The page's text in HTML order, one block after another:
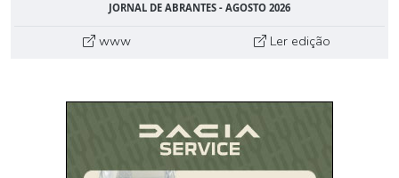
JORNAL DE ABRANTES - AGOSTO 2026
www Ler edição